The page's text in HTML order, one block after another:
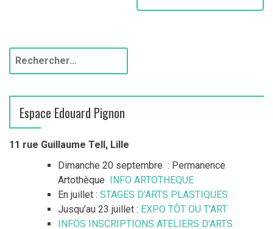
Espace Edouard Pignon
11 rue Guillaume Tell, Lille
Dimanche 20 septembre : Permanence
Artothèque
INFO ARTOTHEQUE
En juillet : STAGES D’ARTS PLASTIQUES
Jusqu’au 23 juillet : EXPO TÔT OU T’ART
INFOS INSCRIPTIONS ATELIERS D’ARTS